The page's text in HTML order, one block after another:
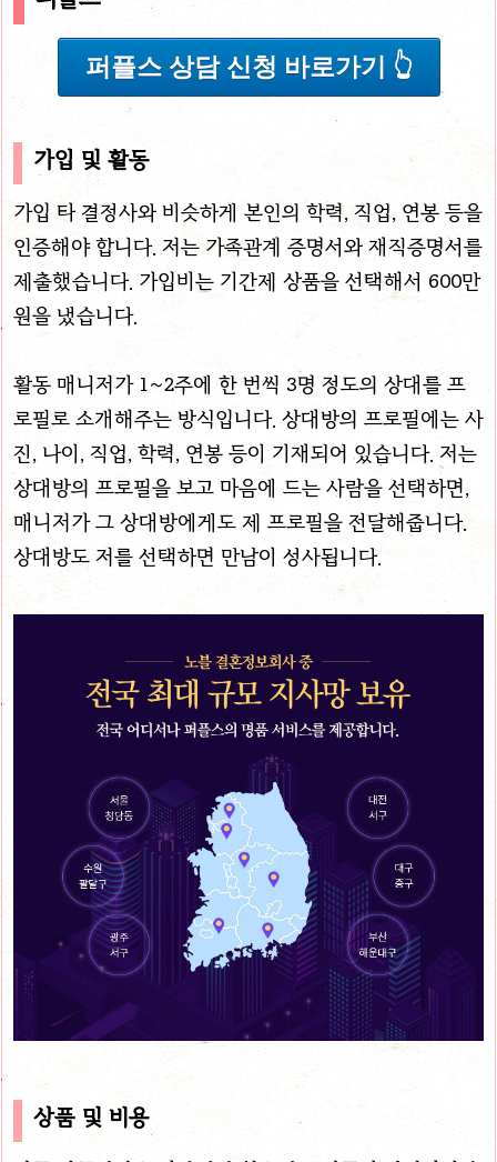
퍼플스 상담 신청 바로가기 👆
가입 및 활동
가입 타 결정사와 비슷하게 본인의 학력, 직업, 연봉 등을
인증해야 합니다. 저는 가족관계 증명서와 재직증명서를
제출했습니다. 가입비는 기간제 상품을 선택해서 600만
원을 냈습니다.
활동 매니저가 1~2주에 한 번씩 3명 정도의 상대를 프
로필로 소개해주는 방식입니다. 상대방의 프로필에는 사
진, 나이, 직업, 학력, 연봉 등이 기재되어 있습니다. 저는
상대방의 프로필을 보고 마음에 드는 사람을 선택하면,
매니저가 그 상대방에게도 제 프로필을 전달해줍니다.
상대방도 저를 선택하면 만남이 성사됩니다.
상품 및 비용